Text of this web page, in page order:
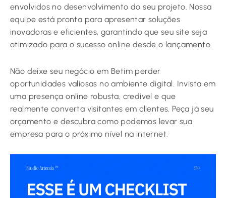
envolvidos no desenvolvimento do seu projeto. Nossa
equipe está pronta para apresentar soluções
inovadoras e eficientes, garantindo que seu site seja
otimizado para o sucesso online desde o lançamento.
Não deixe seu negócio em Betim perder
oportunidades valiosas no ambiente digital. Invista em
uma presença online robusta, credível e que
realmente converta visitantes em clientes. Peça já seu
orçamento e descubra como podemos levar sua
empresa para o próximo nível na internet.